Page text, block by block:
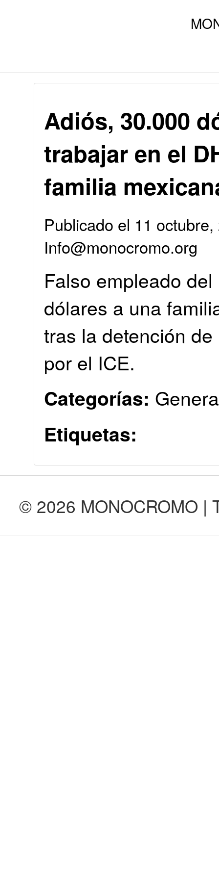
Adiós, 30.000
trabajar en el
familia
Publicado el 11
Info@monocromo.org
Falso empleado
dólares a una
tras la detención
por el ICE.
Categorías:
Etiquetas:
© 2026 MONOCROMO |